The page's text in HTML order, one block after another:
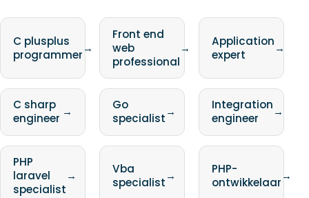
C plusplus
programmer→
Front end
web
professional
→
Application
expert
→
C sharp
engineer →
Go
specialist→
Integration
engineer
→
PHP
laravel
specialist
→
Vba
specialist→
PHP-
ontwikkelaar→